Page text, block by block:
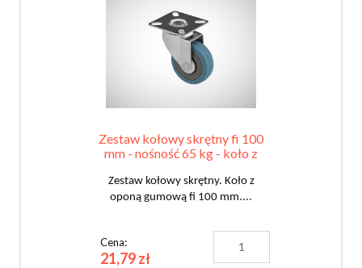
Zestaw kołowy skrętny fi 100
mm - nośność 65 kg - koło z
Zestaw kołowy skrętny. Koło z
oponą gumową fi 100 mm....
Cena:
21,79 zł